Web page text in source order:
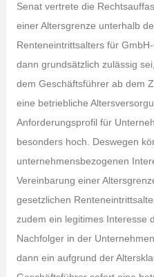
Senat vertrete die
einer Altersgrenze unterhalb
Renteneintrittsalters für
dann grundsätzlich zulässig
dem Geschäftsführer ab dem
eine betriebliche
Anforderungsprofil für
besonders hoch. Deswegen
unternehmensbezogenen
Vereinbarung einer
gesetzlichen
zudem ein legitimes Interesse
Nachfolger in der
dann ein aufgrund der